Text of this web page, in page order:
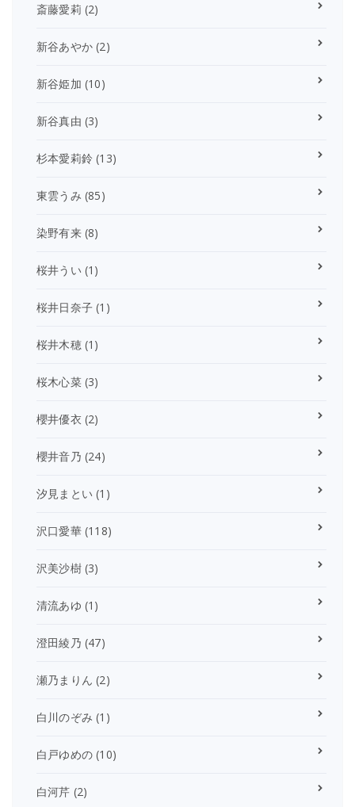
斎藤愛莉 (2)
新谷あやか (2)
新谷姫加 (10)
新谷真由 (3)
杉本愛莉鈴 (13)
東雲うみ (85)
染野有来(8)
桜井うい (1)
桜井日奈子 (1)
桜井木穂(1)
桜木心菜(3)
櫻井優衣 (2)
櫻井音乃 (24)
汐見まとい (1)
沢口愛華(118)
沢美沙樹(3)
清流あゆ (1)
澄田綾乃 (47)
瀬乃まりん (2)
白川のぞみ (1)
白戸ゆめの (10)
白河芹 (2)